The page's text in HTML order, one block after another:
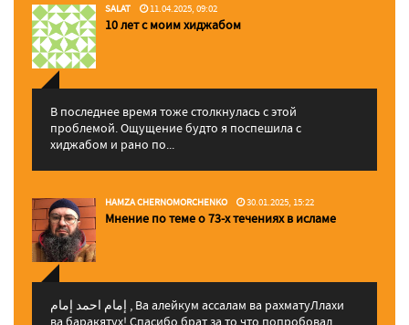
SALAT 11.04.2025, 09:02
10 лет с моим хиджабом
В последнее время тоже столкнулась с этой
проблемой. Ощущение будто я поспешила с
хиджабом и рано по...
HAMZA CHERNOMORCHENKO 30.01.2025, 15:22
Мнение по теме о 73-х течениях в исламе
إمام احمد إمام , Ва алейкум ассалам ва рахматуЛлахи
ва баракятух! Спасибо брат за то что попробовал ...